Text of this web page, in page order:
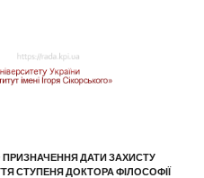
ДАТИ ЗАХИСТУ
СТУПЕНЯ ДОКТОРА ФІЛОСОФІЇ